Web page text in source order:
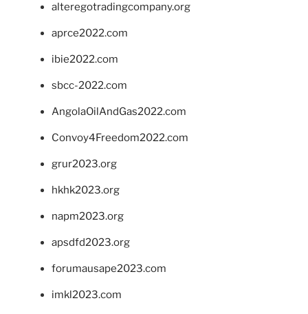
alteregotradingcompany.org
aprce2022.com
ibie2022.com
sbcc-2022.com
AngolaOilAndGas2022.com
Convoy4Freedom2022.com
grur2023.org
hkhk2023.org
napm2023.org
apsdfd2023.org
forumausape2023.com
imkl2023.com